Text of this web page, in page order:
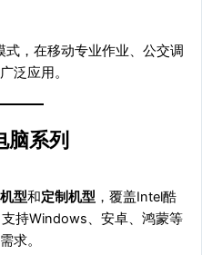
式，在移动专业作业、公交调
泛应用。
脑系列
型和定制机型 ，覆盖Intel酷
持Windows、安卓、鸿蒙等
求。